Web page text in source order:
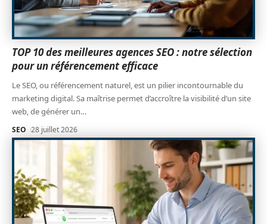
TOP 10 des meilleures agences SEO : notre sélection
pour un référencement efficace
Le SEO, ou référencement naturel, est un pilier incontournable du
marketing digital. Sa maîtrise permet d’accroître la visibilité d’un site
web, de générer un…
SEO 28 juillet 2026